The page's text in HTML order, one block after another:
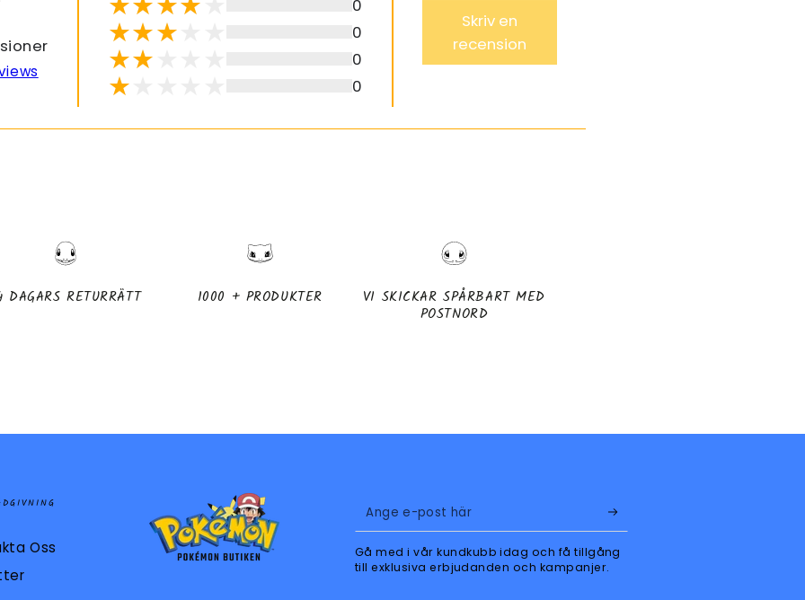
0
0
0
0
Skriv en
recension
DAGARS RETURRÄTT 1000 + PRODUKTER VI SKICKAR SPÅRBART MED
POSTNORD
Oss
Ange
e-
post
Gå med i vår kundkubb idag och få tillgång
till exklusiva erbjudanden och kampanjer.